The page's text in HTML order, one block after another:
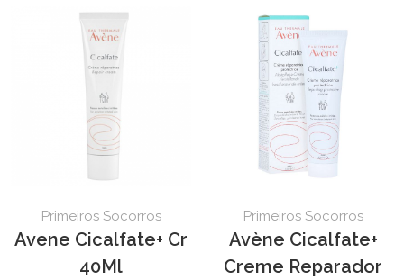
Primeiros Socorros
Avene Cicalfate+ Cr
40Ml
Primeiros Socorros
Avène Cicalfate+
Creme Reparador